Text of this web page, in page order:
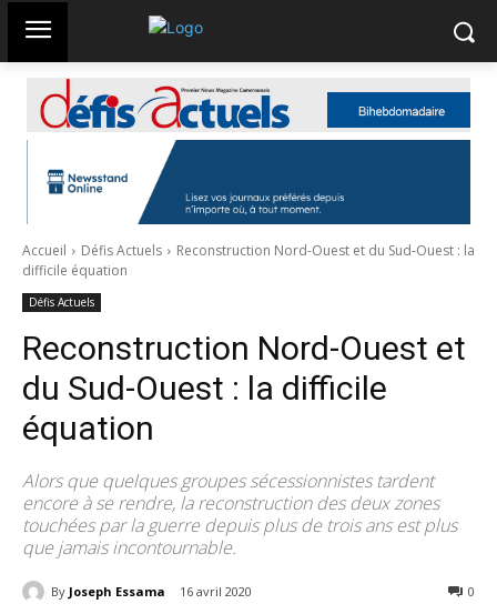
Accueil Défis Actuels
Reconstruction Nord-Ouest et du Sud-Ouest : la
difficile équation
Défis Actuels
Reconstruction Nord-Ouest et
du Sud-Ouest : la difficile
équation
Alors que quelques groupes sécessionnistes tardent
encore à se rendre, la reconstruction des deux zones
touchées par la guerre depuis plus de trois ans est plus
que jamais incontournable.
By Joseph Essama 16 avril 2020 0